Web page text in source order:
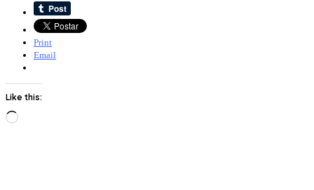
Print
Email
Like this:
Loading…